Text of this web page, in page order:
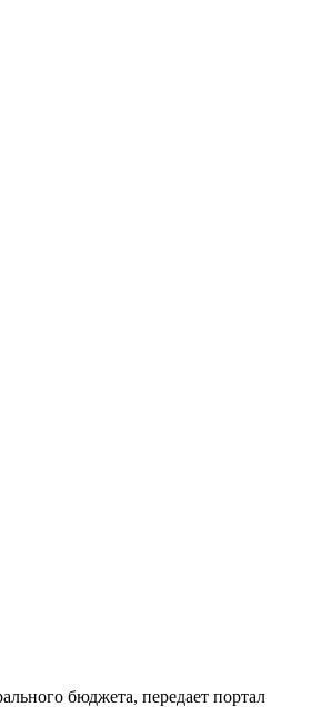
бюджета, передает портал